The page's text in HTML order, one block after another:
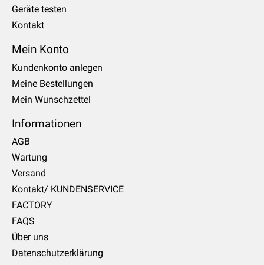
Geräte testen
Kontakt
Mein Konto
Kundenkonto anlegen
Meine Bestellungen
Mein Wunschzettel
Informationen
AGB
Wartung
Versand
Kontakt/ KUNDENSERVICE
FACTORY
FAQS
Über uns
Datenschutzerklärung